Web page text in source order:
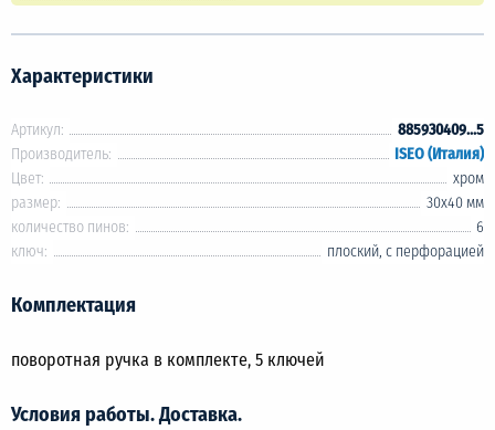
Характеристики
Артикул:
885930409...5
Производитель:
ISEO (Италия)
Цвет:
хром
размер:
30х40 мм
количество пинов:
6
ключ:
плоский, с перфорацией
Комплектация
поворотная ручка в комплекте, 5 ключей
Условия работы. Доставка.